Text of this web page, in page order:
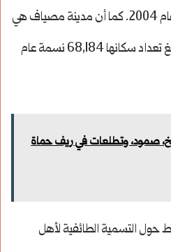
تعداد سكانها 170,795 نسمة عام 2004. كما أن مدينة مصياف هي
مركز ناحية مركز مصياف التي بلغ تعداد سكانها 68,184 نسمة عام
صمود، وتطلعات في ريف حماة
حول التسمية الطائفية لأهل